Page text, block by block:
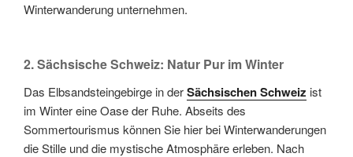
Winterwanderung unternehmen.
2. Sächsische Schweiz: Natur Pur im Winter
Das Elbsandsteingebirge in derSächsischen Schweiz ist
im Winter eine Oase der Ruhe. Abseits des
Sommertourismus können Sie hier bei Winterwanderungen
die Stille und die mystische Atmosphäre erleben. Nach